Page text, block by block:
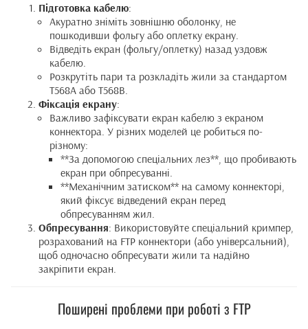
Підготовка кабелю:
Акуратно зніміть зовнішню оболонку, не
пошкодивши фольгу або оплетку екрану.
Відведіть екран (фольгу/оплетку) назад уздовж
кабелю.
Розкрутіть пари та розкладіть жили за стандартом
T568A або T568B.
Фіксація екрану:
Важливо зафіксувати екран кабелю з екраном
коннектора. У різних моделей це робиться по-
різному:
**За допомогою спеціальних лез**, що пробивають
екран при обпресуванні.
**Механічним затиском** на самому коннекторі,
який фіксує відведений екран перед
обпресуванням жил.
Обпресування: Використовуйте спеціальний кримпер,
розрахований на FTP коннектори (або універсальний),
щоб одночасно обпресувати жили та надійно
закріпити екран.
Поширені проблеми при роботі з FTP